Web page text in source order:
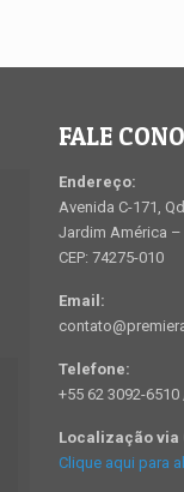
FALE
Endereço:
Avenida C-171,
Jardim América
CEP: 74275-010
Email:
Telefone:
+55 62 3092-
Localização via
Clique aqui para